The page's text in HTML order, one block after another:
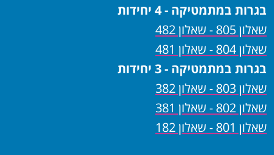
בגרות במתמטיקה - 4 יחידות
שאלון 805 - שאלון 482
שאלון 804 - שאלון 481
בגרות במתמטיקה - 3 יחידות
שאלון 803 - שאלון 382
שאלון 802 - שאלון 381
שאלון 801 - שאלון 182